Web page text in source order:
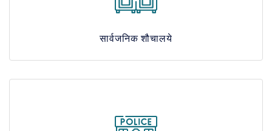
सार्वजनिक शौचालये